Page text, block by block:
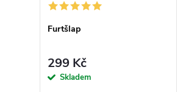
Furtšlap
299 Kč
Skladem